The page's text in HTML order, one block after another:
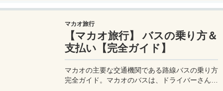
マカオ旅行
【マカオ旅行】 バスの乗り方＆
支払い【完全ガイド】
マカオの主要な交通機関である路線バスの乗り方
完全ガイド。マカオのバスは、ドライバーさんも